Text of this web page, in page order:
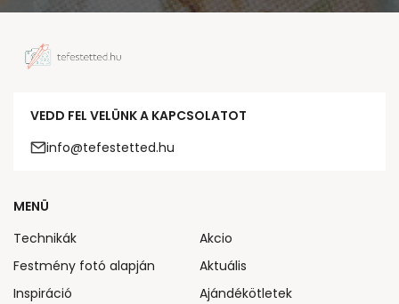
VEDD FEL VELÜNK A KAPCSOLATOT
info@tefestetted.hu
MENÜ
Technikák
Festmény fotó alapján
Inspiráció
Akcio
Aktuális
Ajándékötletek